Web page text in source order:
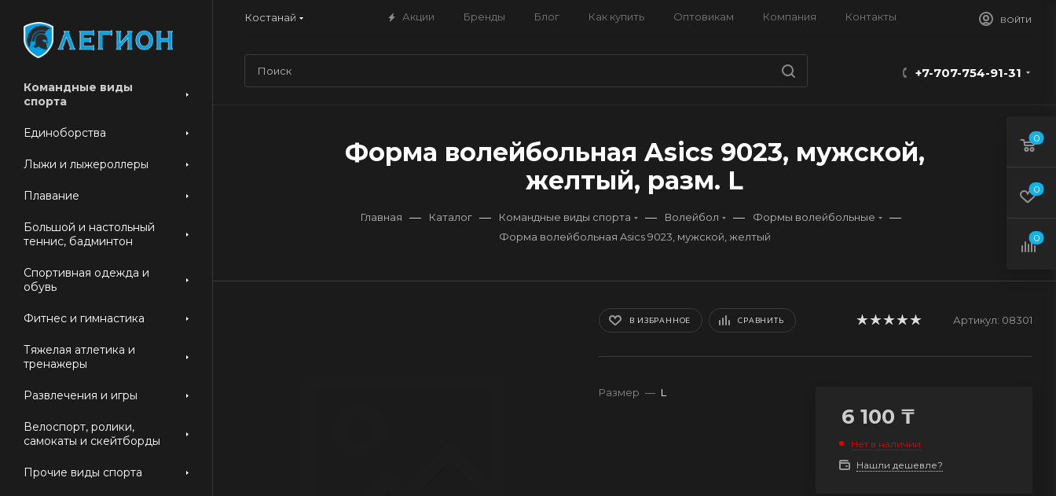
Костанай Акции Бренды Блог Как купить Оптовикам Компания Контакты ВОЙТИ
+7-707-754-91-31
Командные виды
спорта
Единоборства
Лыжи и лыжероллеры
Плавание
Большой и настольный
теннис, бадминтон
Спортивная одежда и
обувь
Фитнес и гимнастика
Тяжелая атлетика и
тренажеры
Развлечения и игры
Велоспорт, ролики,
самокаты и скейтборды
Прочие виды спорта
Форма волейбольная Asics 9023, мужской,
желтый, разм. L
Главная — Каталог — Командные виды спорта — Волейбол — Формы волейбольные —
Форма волейбольная Asics 9023, мужской, желтый
В ИЗБРАННОЕ СРАВНИТЬ Артикул: 08301
Размер — L
6 100 ₸
Нет в наличии
Нашли дешевле?
0
0
0